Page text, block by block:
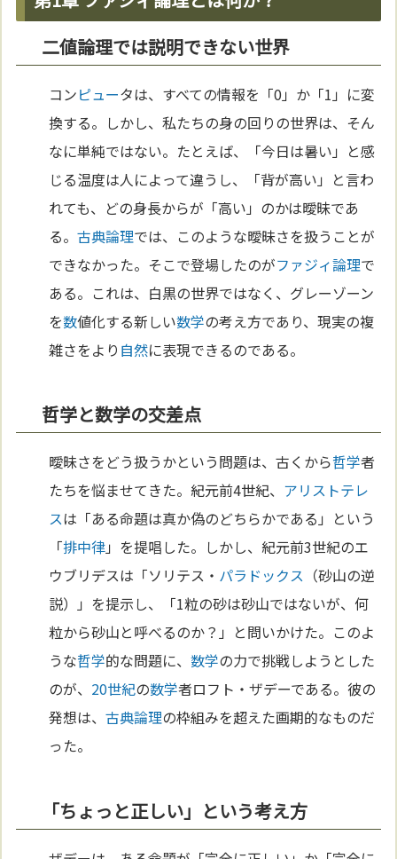
二値論理では説明できない世界
コンピュータは、すべての情報を「0」か「1」に変
換する。しかし、私たちの身の回りの世界は、そん
なに単純ではない。たとえば、「今日は暑い」と感
じる温度は人によって違うし、「背が高い」と言わ
れても、どの身長からが「高い」のかは曖昧であ
る。古典論理では、このような曖昧さを扱うことが
できなかった。そこで登場したのがファジィ論理で
ある。これは、白黒の世界ではなく、グレーゾーン
を数値化する新しい数学の考え方であり、現実の複
雑さをより 自然に表現できるのである。
哲学と数学の交差点
曖昧さをどう扱うかという問題は、古くから哲学者
たちを悩ませてきた。紀元前4世紀、 アリストテレ
スは「ある命題は真か偽のどちらかである」という
「排中律」を提唱した。しかし、紀元前3世紀のエ
ウブリデスは「ソリテス・ パラドックス （砂山の逆
説）」を提示し、「1粒の砂は砂山ではないが、何
粒から砂山と呼べるのか？」と問いかけた。このよ
うな哲学的な問題に、数学の力で挑戦しようとした
のが、 20世紀の数学者ロフト・ザデーである。彼の
発想は、古典論理の枠組みを超えた画期的なものだ
った。
「ちょっと正しい」という考え方